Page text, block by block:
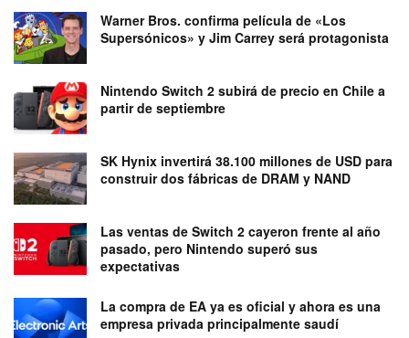
Warner Bros. confirma película de «Los
Supersónicos» y Jim Carrey será protagonista
Nintendo Switch 2 subirá de precio en Chile a
partir de septiembre
SK Hynix invertirá 38.100 millones de USD para
construir dos fábricas de DRAM y NAND
Las ventas de Switch 2 cayeron frente al año
pasado, pero Nintendo superó sus
expectativas
La compra de EA ya es oficial y ahora es una
empresa privada principalmente saudí